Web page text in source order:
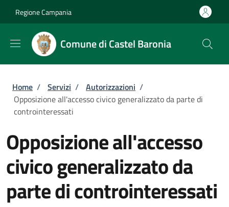
Regione Campania
Comune di Castel Baronia
Briciole di pane
Home / Servizi / Autorizzazioni /
Opposizione all'accesso civico generalizzato da parte di
controinteressati
Opposizione all'accesso
civico generalizzato da
parte di controinteressati